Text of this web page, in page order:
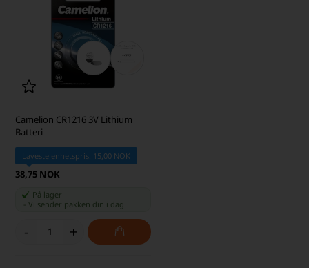
Camelion CR1216 3V Lithium
Batteri
Laveste enhetspris: 15,00 NOK
38,75 NOK
På lager
-Vi sender pakken din i dag
- +